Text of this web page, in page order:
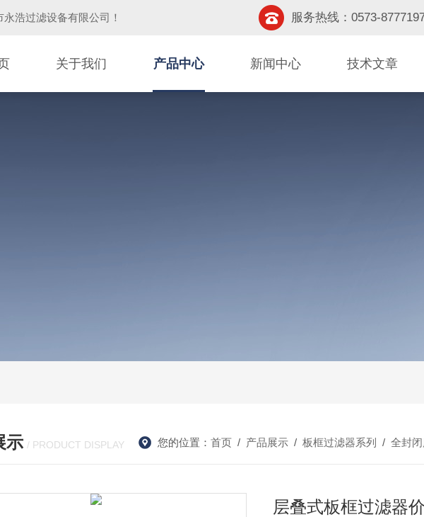
永浩过滤设备有限公司 ！ 服务热线：0573-
关于我们 产品中心 新闻中心 技术文章
示 / PRODUCT DISPLAY 您的位置： 首页/ 产品展示/ 板框过滤器系列 / 全封
层叠式板框过滤器